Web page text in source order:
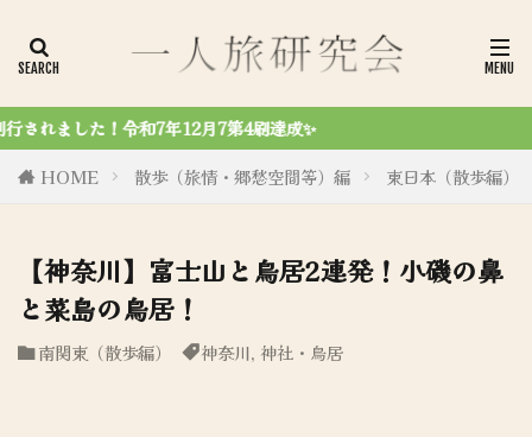
✨
HOME
散歩（旅情・郷愁空間等）編 東日本（散歩編）
【神奈川】富士山と鳥居2連発！小磯の鼻
と菜島の鳥居！
南関東（散歩編） 神奈川, 神社・鳥居